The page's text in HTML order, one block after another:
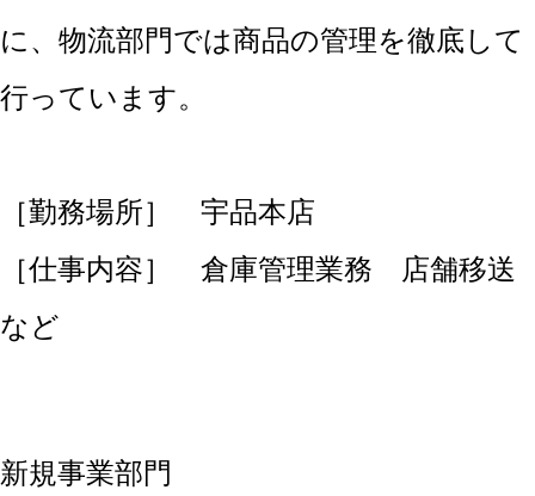
に、物流部門では商品の管理を徹底して
行っています。
［勤務場所］ 宇品本店
［仕事内容］ 倉庫管理業務 店舗移送
など
新規事業部門